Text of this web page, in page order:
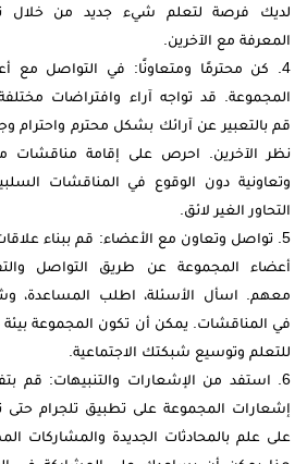
لديك فرصة لتعلم شيء جديد من خلال
المعرفة مع الآخرين.
كن محترمًا ومتعاونًا: في التواصل مع
المجموعة. قد تواجه آراء وافتراضات
قم بالتعبير عن آرائك بشكل محترم واحترام
نظر الآخرين. احرص على إقامة مناقشات
وتعاونية دون الوقوع في المناقشات
التحاور الغير لائق.
تواصل وتعاون مع الأعضاء: قم ببناء
أعضاء المجموعة عن طريق التواصل
معهم. اسأل الأسئلة، اطلب المساعدة،
في المناقشات. يمكن أن تكون المجموعة بيئة
للتعلم وتوسيع شبكتك الاجتماعية.
استفد من الإشعارات والتنبيهات: قم
إشعارات المجموعة على تطبيق تلجرام حتى
على علم بالمحادثات الجديدة والمشاركات